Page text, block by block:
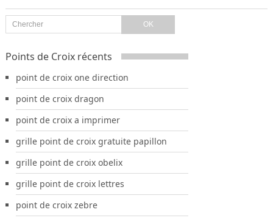
Points de Croix récents
point de croix one direction
point de croix dragon
point de croix a imprimer
grille point de croix gratuite papillon
grille point de croix obelix
grille point de croix lettres
point de croix zebre